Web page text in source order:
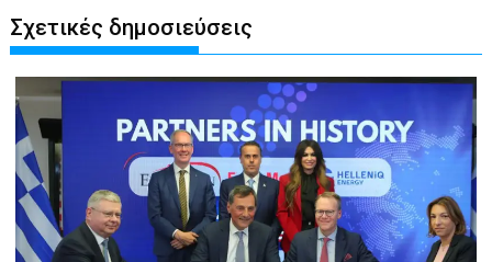
Σχετικές δημοσιεύσεις